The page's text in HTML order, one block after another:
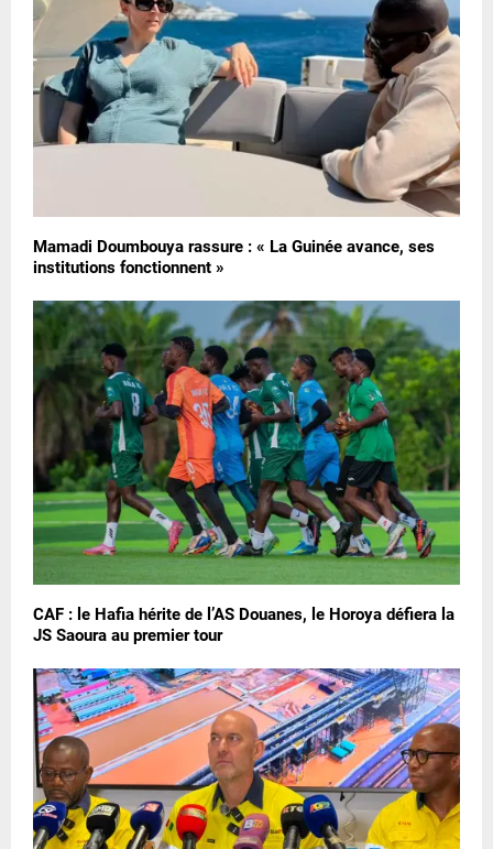
Mamadi Doumbouya rassure : « La Guinée avance, ses
institutions fonctionnent »
CAF : le Hafia hérite de l’AS Douanes, le Horoya défiera la
JS Saoura au premier tour